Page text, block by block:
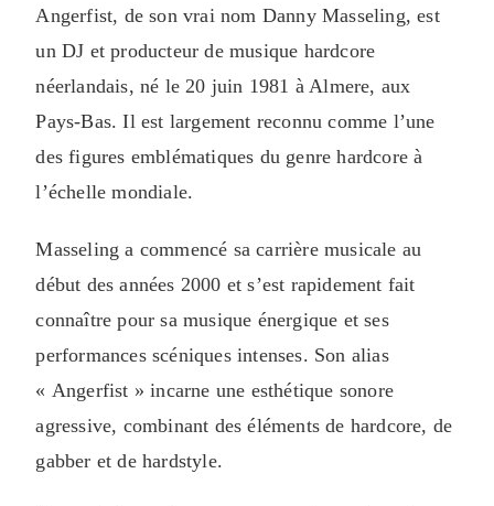
Angerfist, de son vrai nom Danny Masseling, est
un DJ et producteur de musique hardcore
néerlandais, né le 20 juin 1981 à Almere, aux
Pays-Bas. Il est largement reconnu comme l’une
des figures emblématiques du genre hardcore à
l’échelle mondiale.
Masseling a commencé sa carrière musicale au
début des années 2000 et s’est rapidement fait
connaître pour sa musique énergique et ses
performances scéniques intenses. Son alias
« Angerfist » incarne une esthétique sonore
agressive, combinant des éléments de hardcore, de
gabber et de hardstyle.